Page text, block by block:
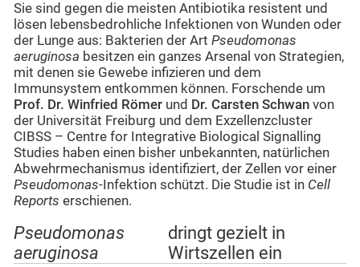
Sie sind gegen die meisten Antibiotika resistent und
lösen lebensbedrohliche Infektionen von Wunden oder
der Lunge aus: Bakterien der Art Pseudomonas
aeruginosa besitzen ein ganzes Arsenal von Strategien,
mit denen sie Gewebe infizieren und dem
Immunsystem entkommen können. Forschende um
Prof. Dr. Winfried Römer und Dr. Carsten Schwan von
der Universität Freiburg und dem Exzellenzcluster
CIBSS – Centre for Integrative Biological Signalling
Studies haben einen bisher unbekannten, natürlichen
Abwehrmechanismus identifiziert, der Zellen vor einer
Pseudomonas-Infektion schützt. Die Studie ist in Cell
Reports erschienen.
Pseudomonas
aeruginosa
dringt gezielt in
Wirtszellen ein